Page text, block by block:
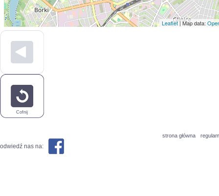
Leaflet| Map data:
Cofnij
strona główna
odwiedź nas na: